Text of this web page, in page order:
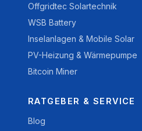
Offgridtec Solartechnik
WSB Battery
Inselanlagen & Mobile Solar
PV-Heizung & Wärmepumpe
Bitcoin Miner
RATGEBER & SERVICE
Blog